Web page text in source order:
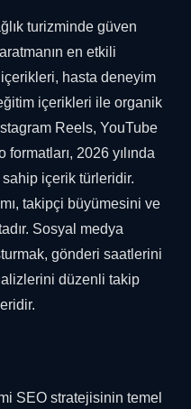
turizminde güven
en etkili
hasta deneyim
içerikleri ile organik
Reels, YouTube
2026 yılında
içerik türleridir.
takipçi büyümesini ve
Sosyal medya
gönderi saatlerini
düzenli takip
SEO stratejisinin temel